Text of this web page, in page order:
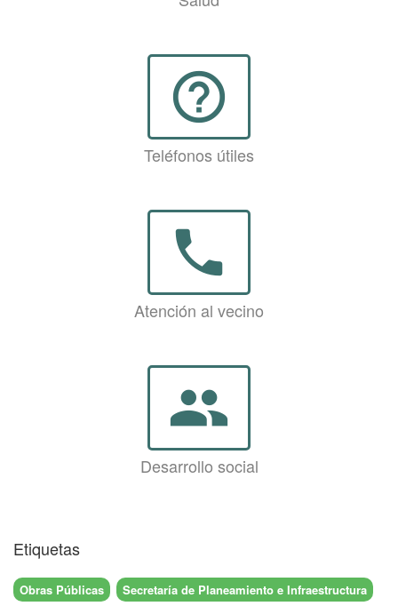
help_outline
Teléfonos útiles
phone
Atención al vecino
group
Desarrollo social
Etiquetas
Obras Públicas Secretaría de Planeamiento e Infraestructura